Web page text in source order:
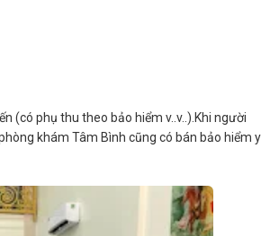
(có phụ thu theo bảo hiểm v..v..).Khi người
khám Tâm Bình cũng có bán bảo hiểm y